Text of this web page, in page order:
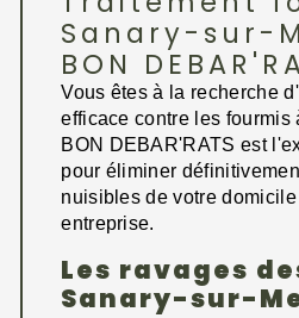
Sanary-sur-
BON
Vous êtes à la recherche
efficace contre les fourmis
BON DEBAR'RATS est
pour éliminer
nuisibles de votre
entreprise.
Les ravages
Sanary-sur-